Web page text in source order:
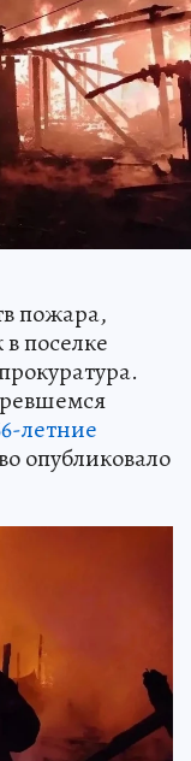
пожара,
поселке
летние
опубликовало